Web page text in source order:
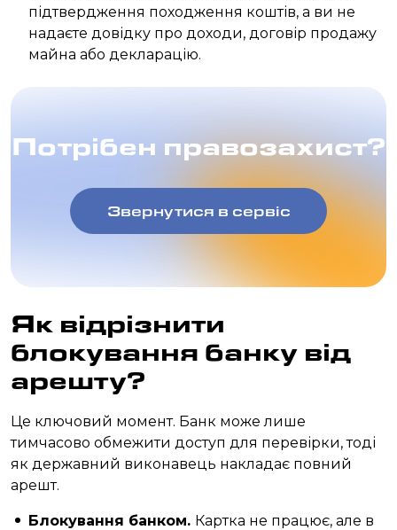
підтвердження походження коштів, а ви не
надаєте довідку про доходи, договір продажу
майна або декларацію.
Потрібен правозахист?
Звернутися в сервіс
Як відрізнити
блокування банку від
арешту?
Це ключовий момент. Банк може лише
тимчасово обмежити доступ для перевірки, тоді
як державний виконавець накладає повний
арешт.
Блокування банком. Картка не працює, але в